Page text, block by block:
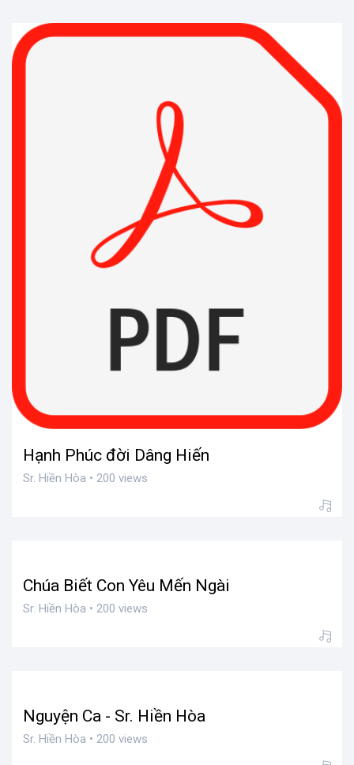
Hạnh Phúc đời Dâng Hiến
Sr. Hiền Hòa • 200 views
Chúa Biết Con Yêu Mến Ngài
Sr. Hiền Hòa • 200 views
Nguyện Ca - Sr. Hiền Hòa
Sr. Hiền Hòa • 200 views